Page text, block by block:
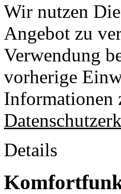
Wir nutzen
Angebot zu
Verwendung
vorherige
Informationen
Details